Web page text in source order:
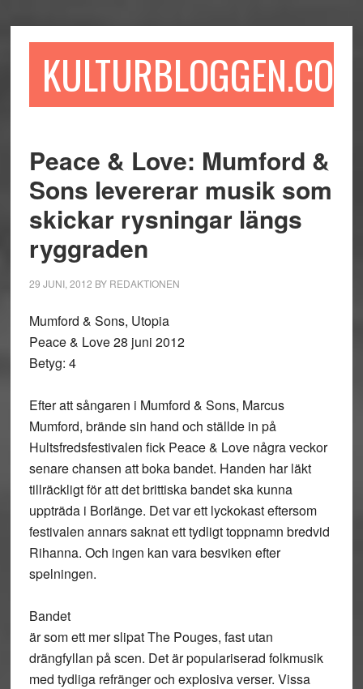
till
till
sidofältet
till
KULTURBLOGGEN.COM
Peace & Love: Mumford &
Sons levererar musik som
skickar rysningar längs
ryggraden
29 JUNI, 2012 BY REDAKTIONEN
Mumford & Sons, Utopia
Peace & Love 28 juni 2012
Betyg: 4
Efter att sångaren i Mumford & Sons, Marcus
Mumford, brände sin hand och ställde in på
Hultsfredsfestivalen fick Peace & Love några veckor
senare chansen att boka bandet. Handen har läkt
tillräckligt för att det brittiska bandet ska kunna
uppträda i Borlänge. Det var ett lyckokast eftersom
festivalen annars saknat ett tydligt toppnamn bredvid
Rihanna. Och ingen kan vara besviken efter
spelningen.
Bandet
är som ett mer slipat The Pouges, fast utan
drängfyllan på scen. Det är populariserad folkmusik
med tydliga refränger och explosiva verser. Vissa